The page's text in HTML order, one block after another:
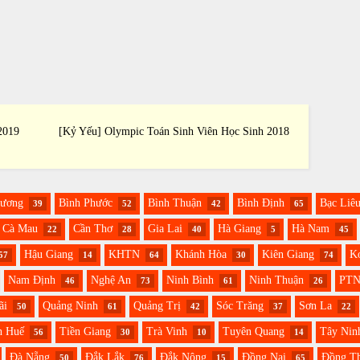
[Kỷ Yếu] Olympic Toán Sinh Viên Học Sinh 2018
39 Bình Phước 52 Bình Thuận 42 Bình Định 65 Bạc Liêu
Cà Mau 22 Cần Thơ 28 Gia Lai 40 Hà Giang 5 Hà Nam 45
Hậu Giang 14 KHTN 64 Khánh Hòa 30 Kiên Giang 74
Nam Định 46 Nghệ An 73 Ninh Bình 61 Ninh Thuận 26
50 Quảng Ninh 61 Quảng Trị 42 Sóc Trăng 37 Sơn La 22
Huế 56 Tiền Giang 30 Trà Vinh 10 Tuyên Quang 14 Tây
Đà Nẵng 50 Đắk Lắk 76 Đắk Nông 15 Đồng Nai 65 Đồng